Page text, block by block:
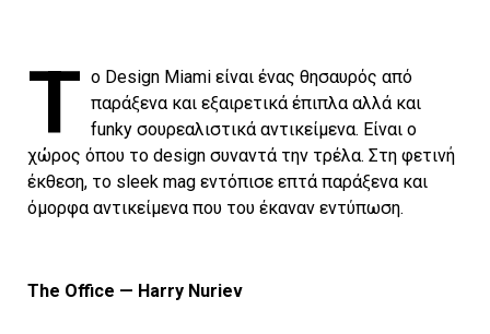
Τ ο Design Miami είναι ένας θησαυρός από
παράξενα και εξαιρετικά έπιπλα αλλά και
funky σουρεαλιστικά αντικείμενα. Είναι ο
χώρος όπου το design συναντά την τρέλα. Στη φετινή
έκθεση, το sleek mag εντόπισε επτά παράξενα και
όμορφα αντικείμενα που του έκαναν εντύπωση.
The Office — Harry Nuriev